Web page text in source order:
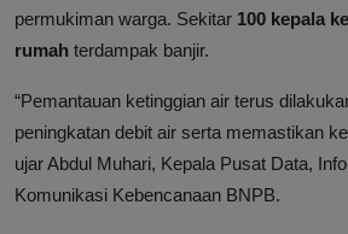
permukiman warga. Sekitar 100 kepala
rumah terdampak banjir.
“Pemantauan ketinggian air terus
peningkatan debit air serta memastikan
ujar Abdul Muhari, Kepala Pusat Data,
Komunikasi Kebencanaan BNPB.